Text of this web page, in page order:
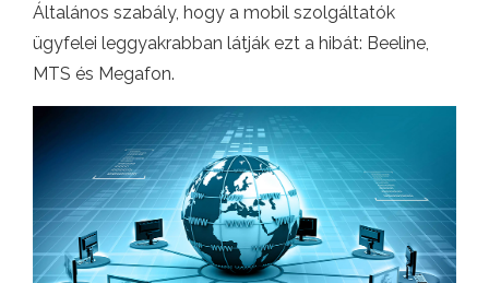
Általános szabály, hogy a mobil szolgáltatók
ügyfelei leggyakrabban látják ezt a hibát: Beeline,
MTS és Megafon.